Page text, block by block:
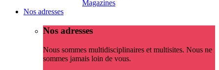
Magazines
Nos adresses
Nos adresses
Nous sommes multidisciplinaires et multisites. Nous ne
sommes jamais loin de vous.